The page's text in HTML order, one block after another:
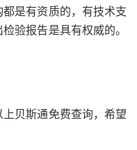
是有资质的，有技术支
验报告是具有权威的。
贝斯通免费查询，希望